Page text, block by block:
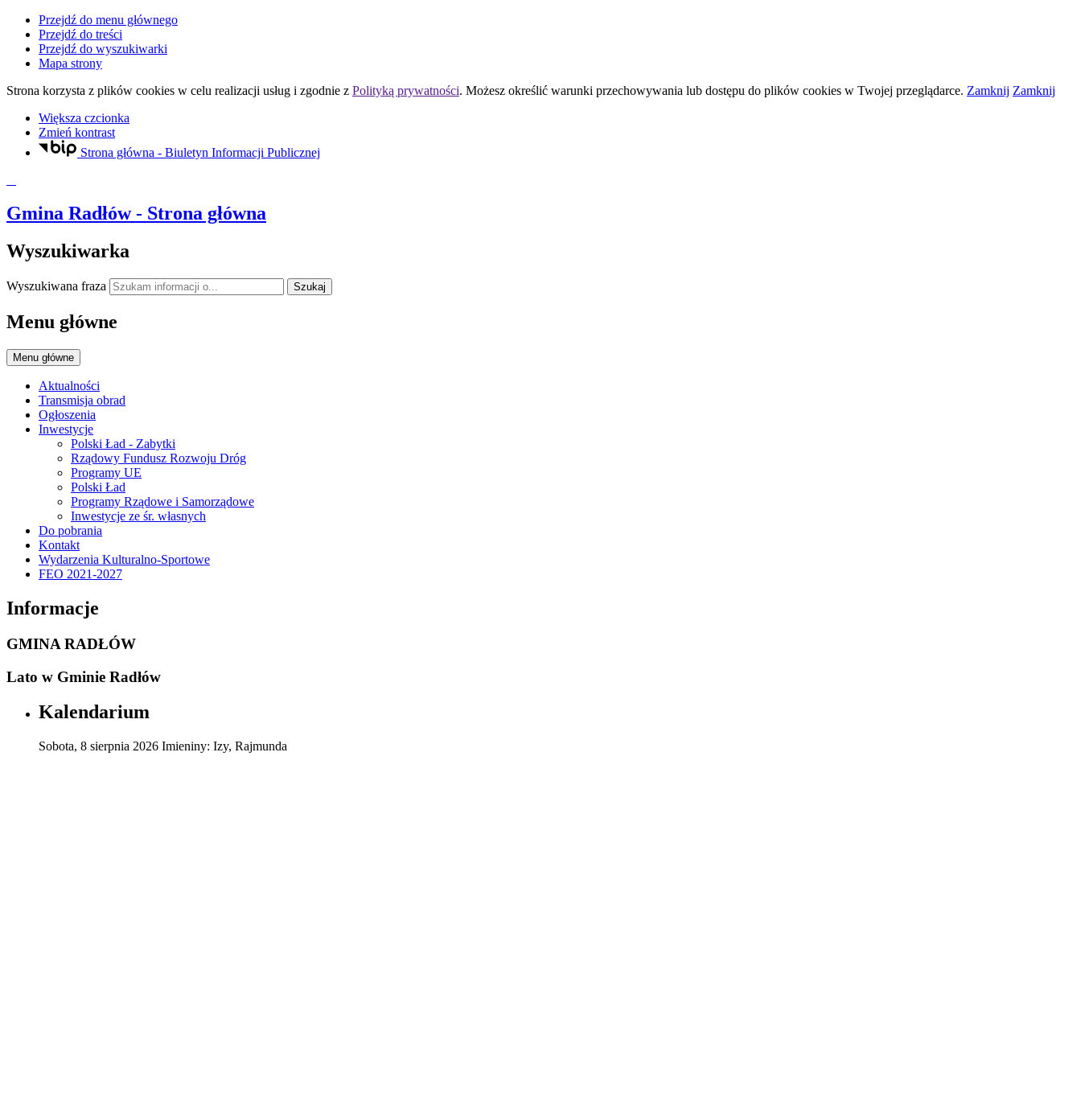
Przejdź do menu głównego
Przejdź do treści
Przejdź do wyszukiwarki
Mapa strony
Strona korzysta z plików cookies w celu realizacji usług i zgodnie z Polityką prywatności. Możesz określić warunki przechowywania lub dostępu do plików cookies w Twojej przeglądarce. Zamknij Zamknij
Większa czcionka
Zmień kontrast
Strona główna - Biuletyn Informacji Publicznej
Gmina Radłów- Strona główna
Wyszukiwarka
Wyszukiwana fraza Szukaj
Menu główne
Menu główne
Aktualności
Transmisja obrad
Ogłoszenia
Inwestycje
Polski Ład - Zabytki
Rządowy Fundusz Rozwoju Dróg
Programy UE
Polski Ład
Programy Rządowe i Samorządowe
Inwestycje ze śr. własnych
Do pobrania
Kontakt
Wydarzenia Kulturalno-Sportowe
FEO 2021-2027
Informacje
GMINA RADŁÓW
Lato w Gminie Radłów
Kalendarium
Sobota, 8 sierpnia 2026 Imieniny: Izy, Rajmunda